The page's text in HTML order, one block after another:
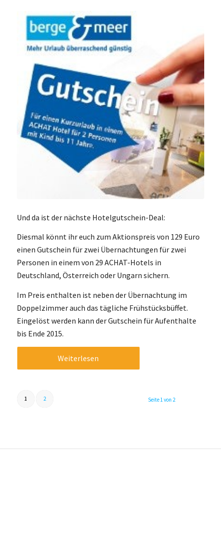
Und da ist der nächste Hotelgutschein-Deal:
Diesmal könnt ihr euch zum Aktionspreis von 129 Euro
einen Gutschein für zwei Übernachtungen für zwei
Personen in einem von 29 ACHAT-Hotels in
Deutschland, Österreich oder Ungarn sichern.
Im Preis enthalten ist neben der Übernachtung im
Doppelzimmer auch das tägliche Frühstücksbüffet.
Eingelöst werden kann der Gutschein für Aufenthalte
bis Ende 2015.
Weiterlesen
Seite 1 von 2
1 2